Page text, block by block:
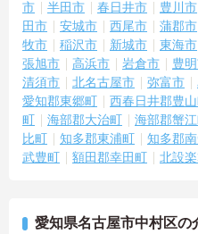
市
半田市 春日井市 豊川市
田市
安城市 西尾市 蒲郡市
牧市
稲沢市 新城市 東海市
張旭市
高浜市 岩倉市 豊
清須市
北名古屋市 弥富市
愛知郡東郷町
西春日井郡豊
町
海部郡大治町 海部郡蟹
比町
知多郡東浦町 知多郡
武豊町
額田郡幸田町 北設
愛知県名古屋市中村区の